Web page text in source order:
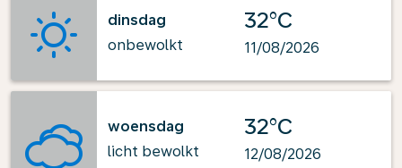
dinsdag
onbewolkt
32°C
11/08/2026
woensdag
licht bewolkt
32°C
12/08/2026